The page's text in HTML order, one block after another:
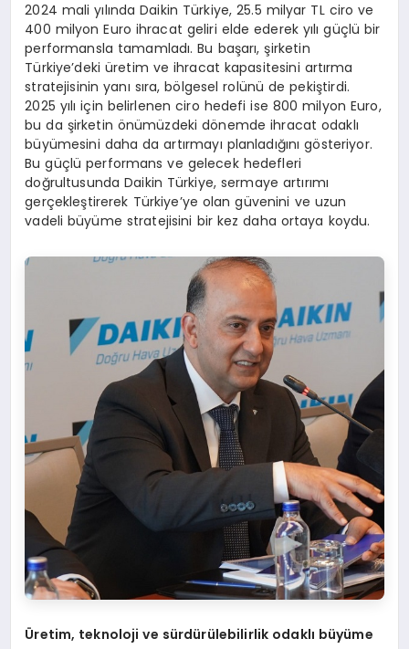
2024 mali yılında Daikin Türkiye, 25.5 milyar TL ciro ve
400 milyon Euro ihracat geliri elde ederek yılı güçlü bir
performansla tamamladı. Bu başarı, şirketin
Türkiye’deki üretim ve ihracat kapasitesini artırma
stratejisinin yanı sıra, bölgesel rolünü de pekiştirdi.
2025 yılı için belirlenen ciro hedefi ise 800 milyon Euro,
bu da şirketin önümüzdeki dönemde ihracat odaklı
büyümesini daha da artırmayı planladığını gösteriyor.
Bu güçlü performans ve gelecek hedefleri
doğrultusunda Daikin Türkiye, sermaye artırımı
gerçekleştirerek Türkiye’ye olan güvenini ve uzun
vadeli büyüme stratejisini bir kez daha ortaya koydu.
Üretim, teknoloji ve sürdürülebilirlik odaklı büyüme